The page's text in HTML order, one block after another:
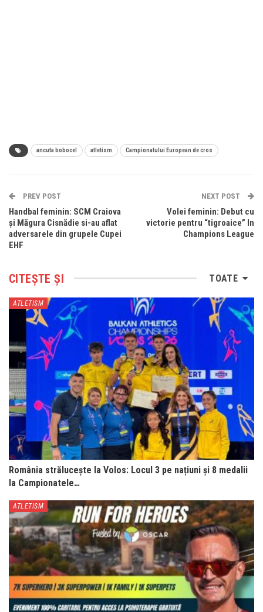
ancuta bobocel atletism Campionatului European de cros
PREV POST
Handbal feminin: SCM Craiova
şi Măgura Cisnădie si-au aflat
adversarele din grupele Cupei
EHF
NEXT POST
Volei feminin: Debut cu
victorie pentru “tigroaice” In
Champions League
TOATE
CITEȘTE ȘI
ATLETISM
România strălucește la Volos: Locul 3 pe națiuni și 8 medalii
la Campionatele…
ATLETISM